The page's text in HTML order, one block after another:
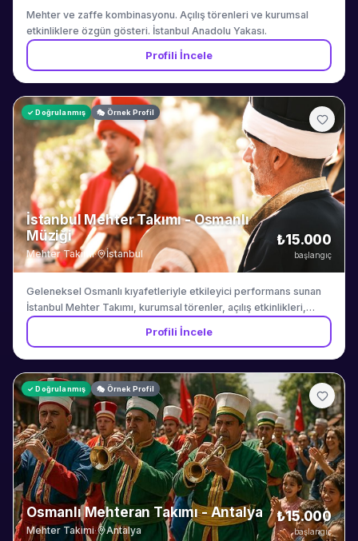
Mehter ve zaffe kombinasyonu. Açılış törenleri ve kurumsal
etkinliklere özgün gösteri. İstanbul Anadolu Yakası.
Profili İncele
✓ Doğrulanmış 🎭 Örnek Profil
İstanbul Mehter Takımı - Osmanlı
Müziği
Mehter Takimi· İstanbul
₺15.000
başlangıç
Geleneksel Osmanlı kıyafetleriyle etkileyici performans sunan
İstanbul Mehter Takımı, kurumsal törenler, açılış etkinlikleri,
ulusal günler ve tarihi temalı organizasyonlar için otantik mehter
gösterileri düzenlemektedir. 8-12 kişilik profesyonel ekip,
Profili İncele
✓ Doğrulanmış 🎭 Örnek Profil
Osmanlı Mehteran Takımı - Antalya
Mehter Takimi· Antalya
₺15.000
başlangıç